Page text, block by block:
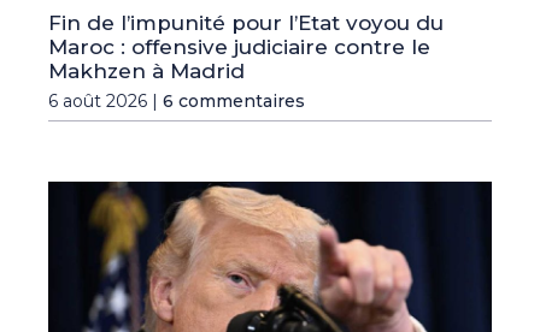
Fin de l’impunité pour l’Etat voyou du
Maroc : offensive judiciaire contre le
Makhzen à Madrid
6 août 2026 | 6 commentaires